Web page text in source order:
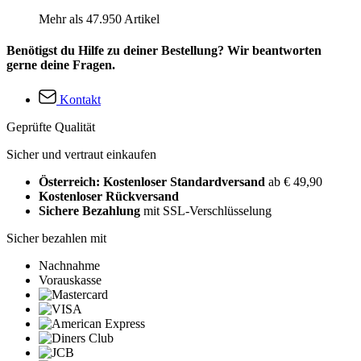
Mehr als 47.950 Artikel
Benötigst du Hilfe zu deiner Bestellung? Wir beantworten
gerne deine Fragen.
Kontakt
Geprüfte Qualität
Sicher und vertraut einkaufen
Österreich: Kostenloser Standardversand ab € 49,90
Kostenloser Rückversand
Sichere Bezahlung mit SSL-Verschlüsselung
Sicher bezahlen mit
Nachnahme
Vorauskasse